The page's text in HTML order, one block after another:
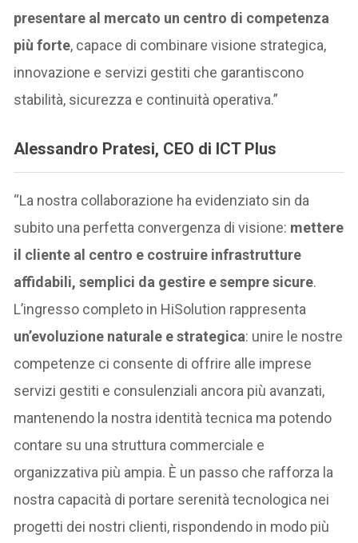
presentare al mercato un centro di competenza
più forte, capace di combinare visione strategica,
innovazione e servizi gestiti che garantiscono
stabilità, sicurezza e continuità operativa.”
Alessandro Pratesi, CEO di ICT Plus
“La nostra collaborazione ha evidenziato sin da
subito una perfetta convergenza di visione: mettere
il cliente al centro e costruire infrastrutture
affidabili, semplici da gestire e sempre sicure.
L’ingresso completo in HiSolution rappresenta
un’evoluzione naturale e strategica: unire le nostre
competenze ci consente di offrire alle imprese
servizi gestiti e consulenziali ancora più avanzati,
mantenendo la nostra identità tecnica ma potendo
contare su una struttura commerciale e
organizzativa più ampia. È un passo che rafforza la
nostra capacità di portare serenità tecnologica nei
progetti dei nostri clienti, rispondendo in modo più